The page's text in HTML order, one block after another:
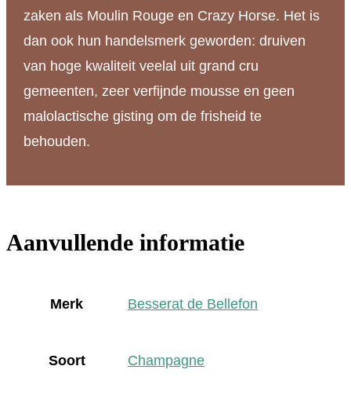
zaken als Moulin Rouge en Crazy Horse. Het is
dan ook hun handelsmerk geworden: druiven
van hoge kwaliteit veelal uit grand cru
gemeenten, zeer verfijnde mousse en geen
malolactische gisting om de frisheid te
behouden.
Aanvullende informatie
Merk Besserat de Bellefon
Soort Champagne